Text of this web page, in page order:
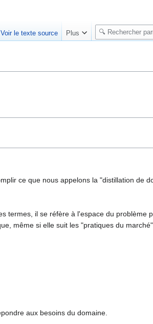
ce que nous appelons la "distillation de
termes, il se réfère à l'espace du problème
même si elle suit les "pratiques du
aux besoins du domaine.
Voir le texte source Plus
R
e
e